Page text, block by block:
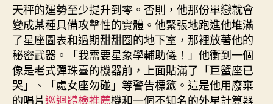
天秤的運勢至少提升到零。否則，他那份單戀就會
變成某種具備攻擊性的實體。他緊張地跑進他堆滿
了星座圖表和過期甜甜圈的地下室，那裡放著他的
秘密武器。「我需要星象學輔助儀！」他衝到一個
像是老式彈珠臺的機器前，上面貼滿了「巨蟹座已
哭」、「處女座勿碰」等警告標籤。這是他用廢棄
的唱片巡迴體檢推薦機和一個不知名的外星計算器